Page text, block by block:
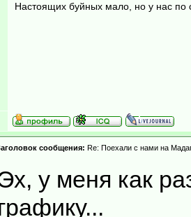
Настоящих буйных мало, но у нас по
сообщения: Re: Поехали с нами на
у меня как